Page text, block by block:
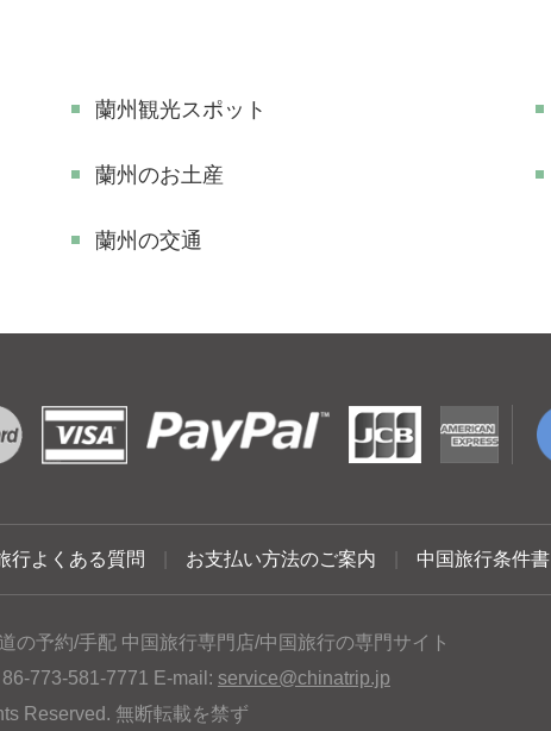
蘭州観光スポット
蘭州のお土産
蘭州の交通
行よくある質問 お支払い方法のご案内 中国旅行条件書
の予約/手配 中国旅行専門店/中国旅行の専門サイト
773-581-7771 E-mail: service@chinatrip.jp
Reserved. 無断転載を禁ず